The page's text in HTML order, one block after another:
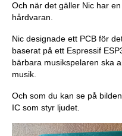
Och när det gäller Nic har
hårdvaran.
Nic designade ett PCB för
baserat på ett Espressif
bärbara musikspelaren ska
musik.
Och som du kan se på
IC som styr ljudet.